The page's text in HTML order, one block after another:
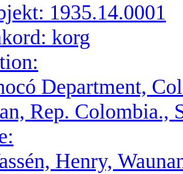
1935.14.0001
korg
Department,
Rep. Colombia.,
Henry,